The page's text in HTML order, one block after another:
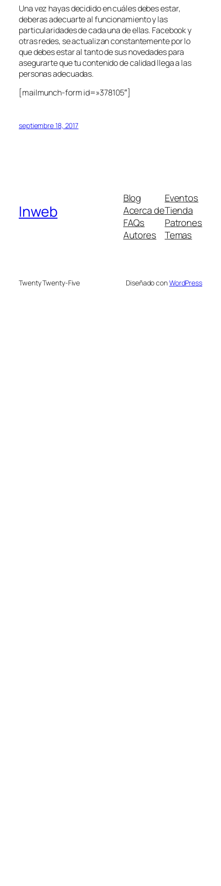
Una vez hayas decidido en cuáles debes estar,
deberas adecuarte al funcionamiento y las
particularidades de cada una de ellas. Facebook y
otras redes, se actualizan constantemente por lo
que debes estar al tanto de sus novedades para
asegurarte que tu contenido de calidad llega a las
personas adecuadas.
[mailmunch-form id=»378105″]
septiembre 18, 2017
Inweb
Blog
Acerca de
FAQs
Autores
Eventos
Tienda
Patrones
Temas
Twenty Twenty-Five Diseñado conWordPress